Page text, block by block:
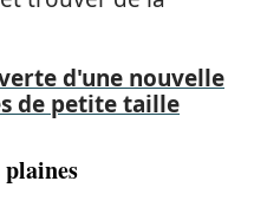
d'une nouvelle
de petite taille